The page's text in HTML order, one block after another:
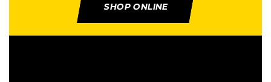
SHOP ONLINE